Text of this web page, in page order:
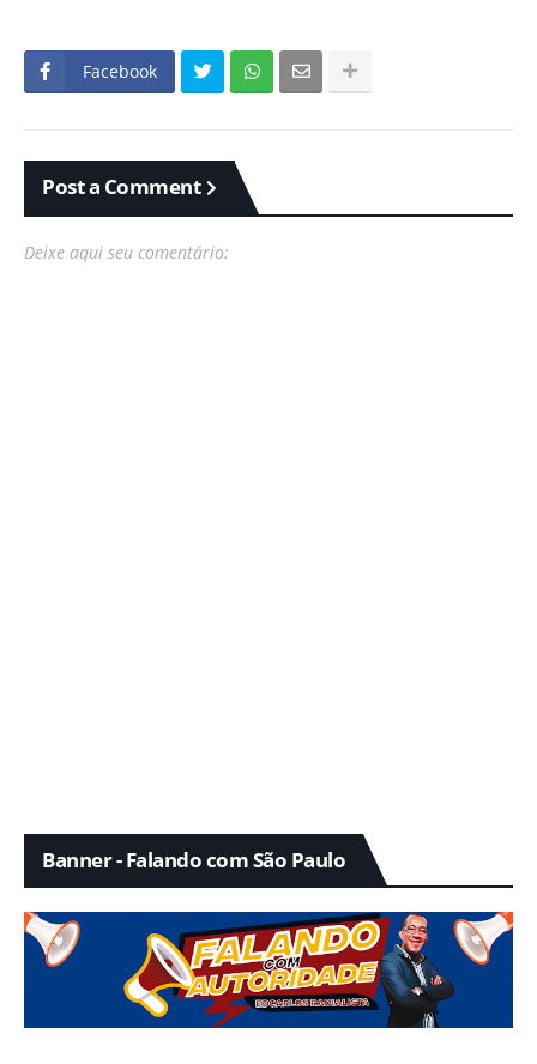
Facebook
Post a Comment
Deixe aqui seu comentário:
Banner - Falando com São Paulo